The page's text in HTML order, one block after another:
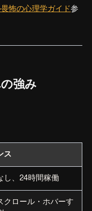
怖の心理学ガイド 参
強み
ス
し、24時間稼働
クロール・ホバーす